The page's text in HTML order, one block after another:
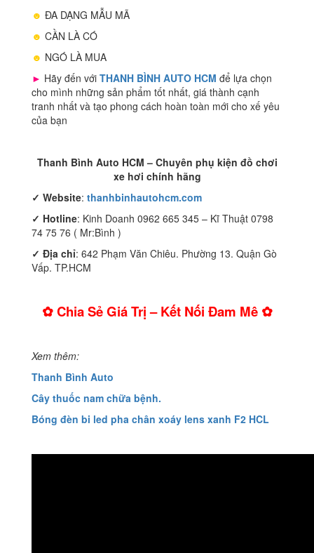
☻ ĐA DẠNG MẪU MÃ
☻ CẦN LÀ CÓ
☻ NGÓ LÀ MUA
► Hãy đến với THANH BÌNH AUTO HCM để lựa chọn
cho mình những sản phẩm tốt nhất, giá thành cạnh
tranh nhất và tạo phong cách hoàn toàn mới cho xế yêu
của bạn
Thanh Bình Auto HCM – Chuyên phụ kiện đồ chơi
xe hơi chính hãng
✓ Website: thanhbinhautohcm.com
✓ Hotline: Kinh Doanh 0962 665 345 – Kĩ Thuật 0798
74 75 76 ( Mr:Bình )
✓ Địa chỉ: 642 Phạm Văn Chiêu. Phường 13. Quận Gò
Vấp. TP.HCM
✿ Chia Sẻ Giá Trị – Kết Nối Đam Mê ✿
Xem thêm:
Thanh Bình Auto
Cây thuốc nam chữa bệnh.
Bóng đèn bi led pha chân xoáy lens xanh F2 HCL